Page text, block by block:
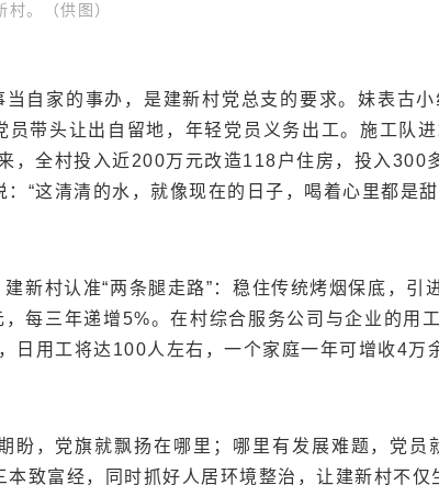
。（供图）
当自家的事办，是建新村党总支的要求。妹表古
员带头让出自留地，年轻党员义务出工。施工队
，全村投入近200万元改造118户住房，投入
：“这清清的水，就像现在的日子，喝着心里都是甜
建新村认准“两条腿走路”：稳住传统烤烟保底，
每三年递增5%。在村综合服务公司与企业的用
日用工将达100人左右，一个家庭一年可增收4万
盼，党旗就飘扬在哪里；哪里有发展难题，党
本致富经，同时抓好人居环境整治，让建新村不仅